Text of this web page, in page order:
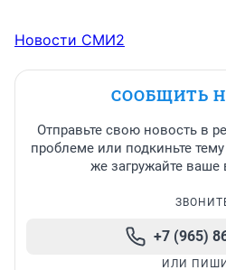
Новости СМИ2
СООБЩИТЬ
Отправьте свою новость в
проблеме или подкиньте
же загружайте ваше
+7 (965)
ИЛИ